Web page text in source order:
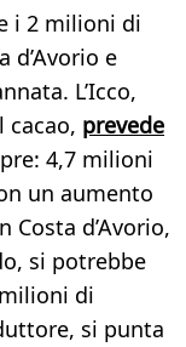
i 2 milioni di
d’Avorio e
L’Icco,
cacao, prevede
4,7 milioni
un aumento
Costa d’Avorio,
si potrebbe
di
si punta